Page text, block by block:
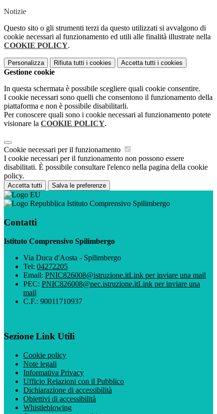
Notizie
Questo sito o gli strumenti terzi da questo utilizzati si avvalgono di
cookie necessari al funzionamento ed utili alle finalità illustrate nella
COOKIE POLICY.
Personalizza Rifiuta tutti i cookies Accetta tutti i cookies
Gestione cookie
In questa schermata è possibile scegliere quali cookie consentire.
I cookie necessari sono quelli che consentono il funzionamento della
piattaforma e non è possibile disabilitarli.
Per conoscere quali sono i cookie necessari al funzionamento potete
visionare la COOKIE POLICY.
Cookie necessari per il funzionamento
I cookie necessari per il funzionamento non possono essere
disabilitati. È possibile consultare l'elenco nella pagina della cookie
policy.
Accetta tutti Salva le preferenze
Istituto Comprensivo Spilimbergo
Contatti
Istituto Comprensivo Spilimbergo
Via Duca d'Aosta - Spilimbergo
Tel: 04272205
Email: PNIC826008@istruzione.itLink per inviare una mail
PEC: PNIC826008@pec.istruzione.itLink per inviare una
mail
C.F.: 90011710937
Sezione Link Utili
Cookie policy
Note legali
Informativa Privacy
Ufficio Relazioni con il Pubblico
Dichiarazione di accessibilità
Obiettivi di accessibilità
Whistleblowing